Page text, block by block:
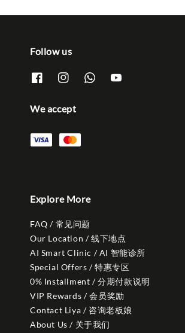
Follow us
We accept
Explore More
FAQ / 常见问题
Our Location / 线下地点
AI Smart Clinic / AI 智能诊所
Special Offers / 特惠专区
0% Installment / 分期付款说明
VIP Rewards / 会员奖励
Contact Liya / 咨询老板娘
About Us / 关于我们